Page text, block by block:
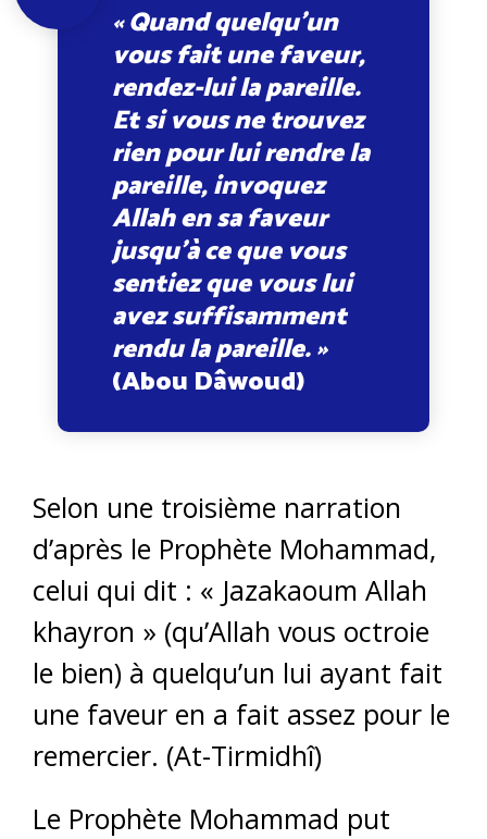
« Quand quelqu’un
vous fait une faveur,
rendez-lui la pareille.
Et si vous ne trouvez
rien pour lui rendre la
pareille, invoquez
Allah en sa faveur
jusqu’à ce que vous
sentiez que vous lui
avez suffisamment
rendu la pareille. »
(Abou Dâwoud)
Selon une troisième narration
d’après le Prophète Mohammad,
celui qui dit : « Jazakaoum Allah
khayron » (qu’Allah vous octroie
le bien) à quelqu’un lui ayant fait
une faveur en a fait assez pour le
remercier. (At-Tirmidhî)
Le Prophète Mohammad put